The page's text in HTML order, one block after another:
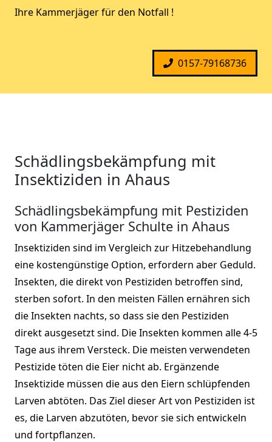
Ihre Kammerjäger für den Notfall !
0157-79168736
Schädlingsbekämpfung mit
Insektiziden in Ahaus
Schädlingsbekämpfung mit Pestiziden
von Kammerjäger Schulte in Ahaus
Insektiziden sind im Vergleich zur Hitzebehandlung
eine kostengünstige Option, erfordern aber Geduld.
Insekten, die direkt von Pestiziden betroffen sind,
sterben sofort. In den meisten Fällen ernähren sich
die Insekten nachts, so dass sie den Pestiziden
direkt ausgesetzt sind. Die Insekten kommen alle 4-5
Tage aus ihrem Versteck. Die meisten verwendeten
Pestizide töten die Eier nicht ab. Ergänzende
Insektizide müssen die aus den Eiern schlüpfenden
Larven abtöten. Das Ziel dieser Art von Pestiziden ist
es, die Larven abzutöten, bevor sie sich entwickeln
und fortpflanzen.